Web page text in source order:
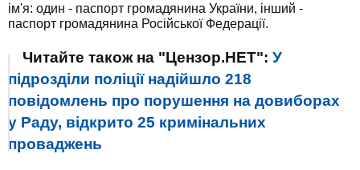
ім'я: один - паспорт громадянина України, інший -
паспорт громадянина Російської Федерації.
Читайте також на "Цензор.НЕТ": У
підрозділи поліції надійшло 218
повідомлень про порушення на довиборах
у Раду, відкрито 25 кримінальних
проваджень